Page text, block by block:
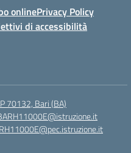
onlinePrivacy Policy
di accessibilità
70132, Bari (BA)